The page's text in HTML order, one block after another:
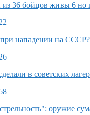
из 36 бойцов живы 6
нападении на
в советских
оружие